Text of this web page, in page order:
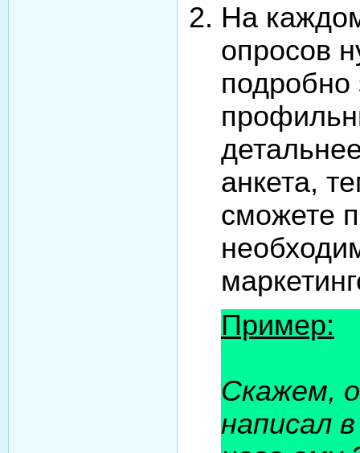
На
опросов
подробно
анкета,
сможете
Пример:
Скажем,
написал